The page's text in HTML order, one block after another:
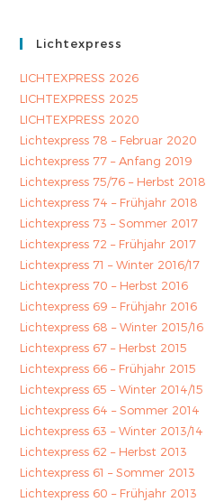
Lichtexpress
LICHTEXPRESS 2026
LICHTEXPRESS 2025
LICHTEXPRESS 2020
Lichtexpress 78 – Februar 2020
Lichtexpress 77 – Anfang 2019
Lichtexpress 75/76 – Herbst 2018
Lichtexpress 74 – Frühjahr 2018
Lichtexpress 73 – Sommer 2017
Lichtexpress 72 – Frühjahr 2017
Lichtexpress 71 – Winter 2016/17
Lichtexpress 70 – Herbst 2016
Lichtexpress 69 – Frühjahr 2016
Lichtexpress 68 – Winter 2015/16
Lichtexpress 67 – Herbst 2015
Lichtexpress 66 – Frühjahr 2015
Lichtexpress 65 – Winter 2014/15
Lichtexpress 64 – Sommer 2014
Lichtexpress 63 – Winter 2013/14
Lichtexpress 62 – Herbst 2013
Lichtexpress 61 – Sommer 2013
Lichtexpress 60 – Frühjahr 2013